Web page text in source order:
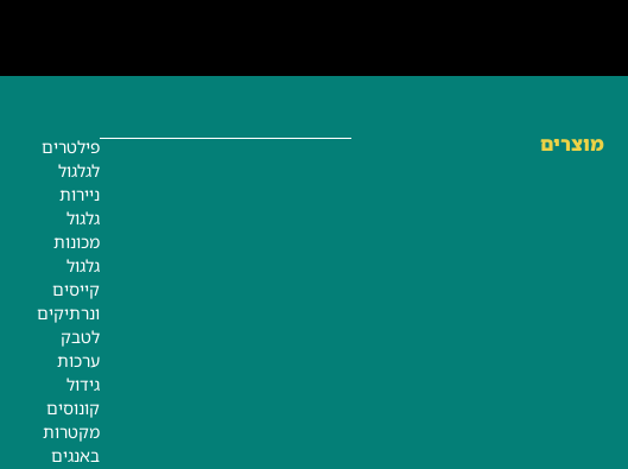
מוצרים
פילטרים
לגלגול
ניירות
גלגול
מכונות
גלגול
קייסים
ונרתיקים
לטבק
ערכות
גידול
קונוסים
מקטרות
באנגים